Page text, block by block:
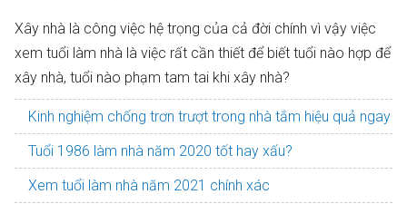
Xây nhà là công việc hệ trọng của cả đời chính vì vậy việc
xem tuổi làm nhà là việc rất cần thiết để biết tuổi nào hợp để
xây nhà, tuổi nào phạm tam tai khi xây nhà?
Kinh nghiệm chống trơn trượt trong nhà tắm hiệu quả ngay
Tuổi 1986 làm nhà năm 2020 tốt hay xấu?
Xem tuổi làm nhà năm 2021 chính xác